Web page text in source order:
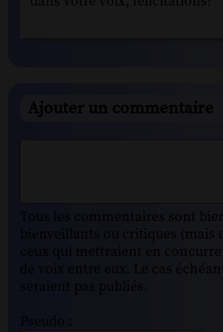
Ajouter un commentaire
Tous les commentaires sont
bienveillants ou critiques (mais
ceux qui mettraient en
de voix entre eux. Le cas
seraient pas publiés.
Pseudo :